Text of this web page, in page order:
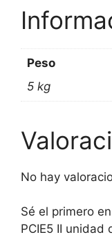
Peso
5 kg
No hay
Sé el primero
PCIE5 II